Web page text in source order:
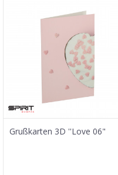
Grußkarten 3D ''Love 06"